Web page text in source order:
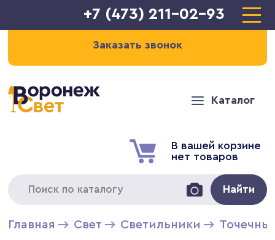
+7 (473) 211-02-93
Заказать звонок
Каталог
В вашей корзине
нет товаров
Найти
Главная Свет Светильники